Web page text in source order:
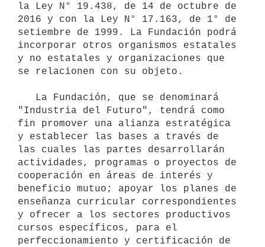
la Ley N° 19.438, de 14 de octubre de
2016 y con la Ley N° 17.163, de 1° de
setiembre de 1999. La Fundación podrá
incorporar otros organismos estatales
y no estatales y organizaciones que
se relacionen con su objeto.
"Industria del Futuro", tendrá como
fin promover una alianza estratégica
y establecer las bases a través de
las cuales las partes desarrollarán
actividades, programas o proyectos de
cooperación en áreas de interés y
beneficio mutuo; apoyar los planes de
enseñanza curricular correspondientes
y ofrecer a los sectores productivos
cursos específicos, para el
perfeccionamiento y certificación de